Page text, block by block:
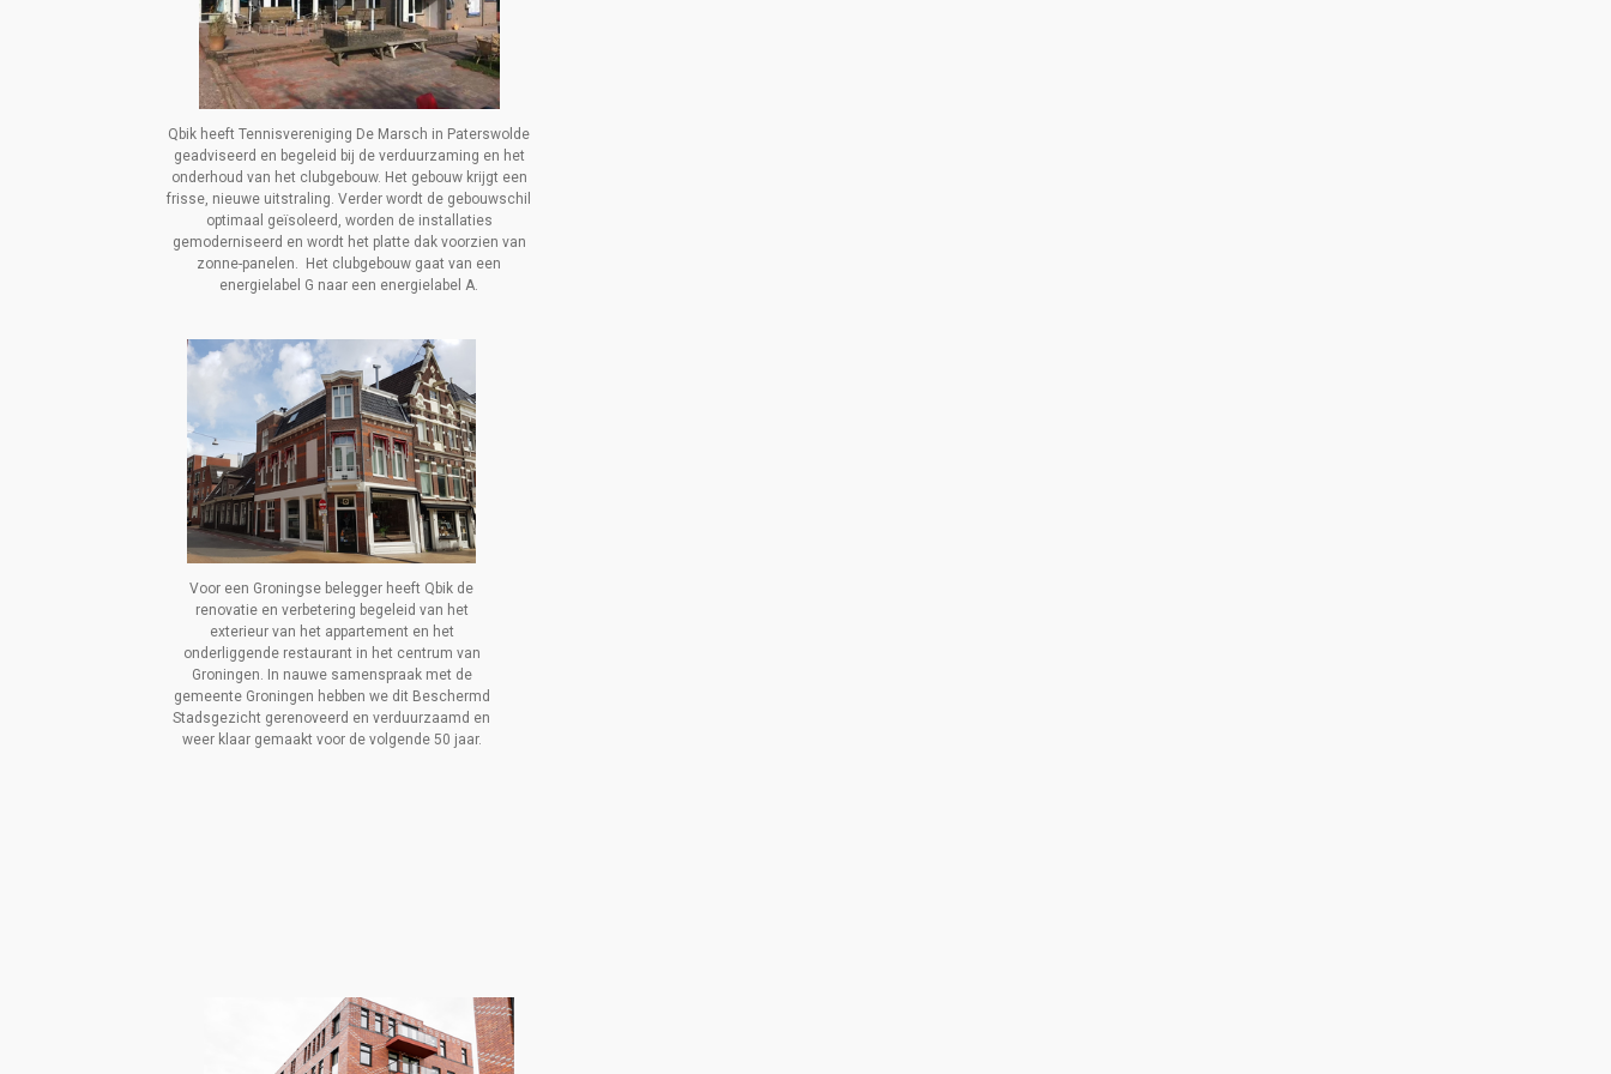
Qbik heeft Tennisvereniging De Marsch in Paterswolde
geadviseerd en begeleid bij de verduurzaming en het
onderhoud van het clubgebouw. Het gebouw krijgt een
frisse, nieuwe uitstraling. Verder wordt de gebouwschil
optimaal geïsoleerd, worden de installaties
gemoderniseerd en wordt het platte dak voorzien van
zonne-panelen.
Het clubgebouw gaat van een
energielabel G naar een energielabel A.
Voor een Groningse belegger heeft Qbik de
renovatie en verbetering begeleid van het
exterieur van het appartement en het
onderliggende restaurant in het centrum van
Groningen. In nauwe samenspraak met de
gemeente Groningen hebben we dit Beschermd
Stadsgezicht gerenoveerd en verduurzaamd en
weer klaar gemaakt voor de volgende 50 jaar.